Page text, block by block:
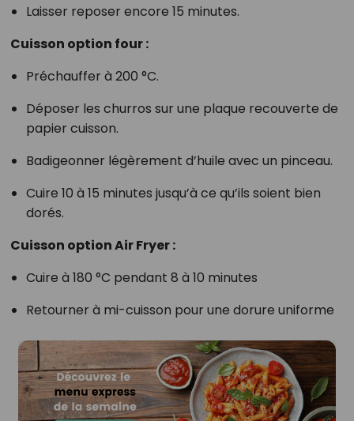
Laisser reposer encore 15 minutes.
Cuisson option four :
Préchauffer à 200 °C.
Déposer les churros sur une plaque recouverte de
papier cuisson.
Badigeonner légèrement d’huile avec un pinceau.
Cuire 10 à 15 minutes jusqu’à ce qu’ils soient bien
dorés.
Cuisson option Air Fryer :
Cuire à 180 °C pendant 8 à 10 minutes
Retourner à mi-cuisson pour une dorure uniforme